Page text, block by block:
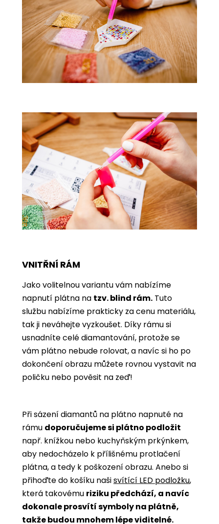
VNITŘNÍ RÁM
Jako volitelnou variantu vám nabízíme
napnutí plátna na tzv. blind rám. Tuto
službu nabízíme prakticky za cenu materiálu,
tak ji neváhejte vyzkoušet. Díky rámu si
usnadníte celé diamantování, protože se
vám plátno nebude rolovat, a navíc si ho po
dokončení obrazu můžete rovnou vystavit na
poličku nebo pověsit na zeď!
Při sázení diamantů na plátno napnuté na
rámu doporučujeme si plátno podložit
např. knížkou nebo kuchyňským prkýnkem,
aby nedocházelo k přílišnému protlačení
plátna, a tedy k poškození obrazu. Anebo si
přihoďte do košíku našisvítící LED podložku,
která takovému riziku předchází, a navíc
dokonale prosvítí symboly na plátně,
takže budou mnohem lépe viditelné.